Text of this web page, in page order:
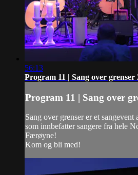
56:13
Program 11 | Sang over grenser
Program 11 | Sang over
Sang over grenser er et sangevent
som innbefatter sangere fra hele
Færøyne!
Kom og bli med!